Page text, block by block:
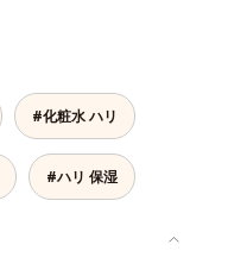
#化粧水 ハリ
#ハリ 保湿